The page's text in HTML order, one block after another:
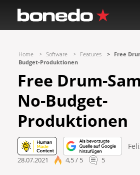
Home Software Features
Free
Budget-Produktionen
Free Drum-
No-Budget-
Produktionen
28.07.2021 4,5 / 5 5